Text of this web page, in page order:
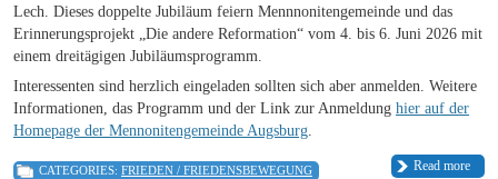
Lech. Dieses doppelte Jubiläum feiern Mennnonitengemeinde und das
Erinnerungsprojekt „Die andere Reformation“ vom 4. bis 6. Juni 2026 mit
einem dreitägigen Jubiläumsprogramm.
Interessenten sind herzlich eingeladen sollten sich aber anmelden. Weitere
Informationen, das Programm und der Link zur Anmeldung hier auf der
Homepage der Mennonitengemeinde Augsburg.
Read more
CATEGORIES: FRIEDEN / FRIEDENSBEWEGUNG